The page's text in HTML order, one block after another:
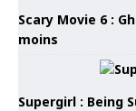
Scary Movie 6 :
moins
Supergirl : Being